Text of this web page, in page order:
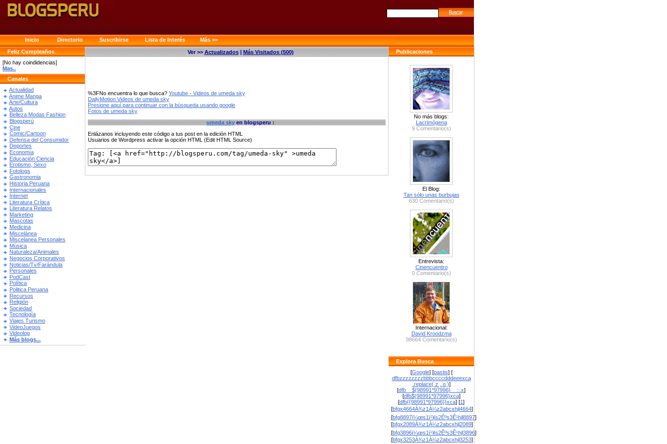
Inicio Directorio Suscribirse Lista de Interés
Más >>
Feliz Cumpleaños
[No hay coindidencias]
Mas..
Canales
Actualidad
Anime Manga
Arte/Cultura
Autos
Belleza Modas Fashion
Blogsperú
Cine
Comic/Cartoon
Defensa del Consumidor
Deportes
Economía
Educación Ciencia
Erotismo, Sexo
Fotologs
Gastronomia
Historia Peruana
Internacionales
Internet
Literatura Crítica
Literatura Relatos
Marketing
Mascotas
Medicina
Miscelánea
Miscelanea Personales
Música
Naturaleza/Animales
Negocios Corporativos
Noticias/Tv/Farándula
Personales
PodCast
Política
Politica Peruana
Recursos
Religión
Sociedad
Tecnología
Viajes Turismo
VideoJuegos
Videolog
Más blogs...
Publicaciones
No más blogs:
Lacrimógena
9 Comentario(s)
El Blog:
Tan sólo unas burbujas
630 Comentario(s)
Entrevista:
Cinencuentro
0 Comentario(s)
Internacional:
David Kroodzma
98664 Comentario(s)
Explora Busca
[Google] [pastis] [
dfbzzzzzzzzbbbccccdddeeexca
.replace( z , o )]
[dfb__${98991*97996}__::.x]
[dfb${98991*97996}xca]
[dfb{{98991*97996}}xca] [1]
[bfgx4664À¾z1À¼z2abcxhjl4664]
[bfg8897ï¼œs1ï¹¥s2Êºs3Ê¹hjl8897]
[bfgx2089À¾z1À¼z2abcxhjl2089]
[bfg3896ï¼œs1ï¹¥s2Êºs3Ê¹hjl3896]
[bfgx3253À¾z1À¼z2abcxhjl3253]
Ver >> Actualizados| Más Visitados (500)
%3FNo encuentra lo que busca? Youtube - Videos de umeda sky
DailyMotion Videos de umeda sky
Presione aquí para continuar con la búsqueda usando google
Fotos de umeda sky
umeda sky en blogsperu :
Enlázanos incluyendo este código a tus post en la edición HTML
Usuarios de Wordpress activar la opción HTML (Edit HTML Source)